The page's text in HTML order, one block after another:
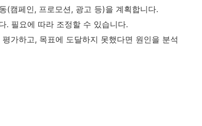
(캠페인, 프로모션, 광고 등)을 계획합니다.
. 필요에 따라 조정할 수 있습니다.
가하고, 목표에 도달하지 못했다면 원인을 분석